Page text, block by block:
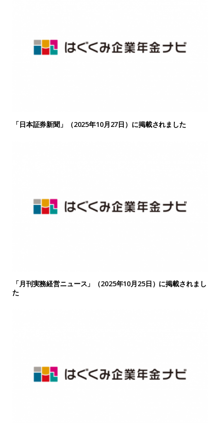
「日本証券新聞」（2025年10月27日）に掲載されました
「月刊実務経営ニュース」（2025年10月25日）に掲載されまし
た